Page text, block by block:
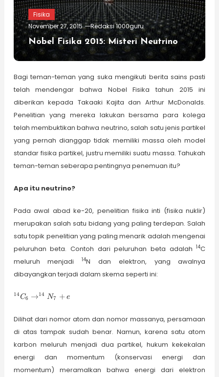
Fisika
November 27, 2015
Redaksi 1000guru
Nobel Fisika 2015: Misteri Neutrino
Bagi teman-teman yang suka mengikuti berita sains pasti
telah mendengar bahwa Nobel Fisika tahun 2015 ini
diberikan kepada Takaaki Kajita dan Arthur McDonalds.
Penelitian yang mereka lakukan bersama para kolega
telah membuktikan bahwa neutrino, salah satu jenis partikel
yang pernah dianggap tidak memiliki massa oleh model
standar fisika partikel, justru memiliki suatu massa. Tahukah
teman-teman seberapa pentingnya penemuan itu?
Apa itu neutrino?
Pada awal abad ke-20, penelitian fisika inti (fisika nuklir)
merupakan salah satu bidang yang paling terdepan. Salah
satu topik penelitian yang paling menarik adalah mengenai
peluruhan beta. Contoh dari peluruhan beta adalah
14C
meluruh menjadi
14N dan elektron, yang awalnya
dibayangkan terjadi dalam skema seperti ini:
^{14}C_{6}
+ e
14C6 →14 N7 + e
Dilihat dari nomor atom dan nomor massanya, persamaan
di atas tampak sudah benar. Namun, karena satu atom
karbon meluruh menjadi dua partikel, hukum kekekalan
energi dan momentum (konservasi energi dan
momentum) meramalkan bahwa energi dari elektron